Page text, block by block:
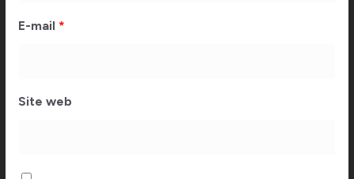
E-mail *
Site web